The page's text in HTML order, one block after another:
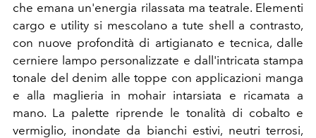
che emana un'energia rilassata ma teatrale. Elementi
cargo e utility si mescolano a tute shell a contrasto,
con nuove profondità di artigianato e tecnica, dalle
cerniere lampo personalizzate e dall'intricata stampa
tonale del denim alle toppe con applicazioni manga
e alla maglieria in mohair intarsiata e ricamata a
mano. La palette riprende le tonalità di cobalto e
vermiglio, inondate da bianchi estivi, neutri terrosi,